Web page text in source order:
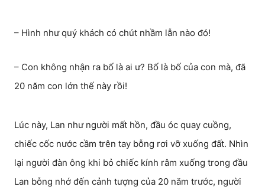
– Hình như quý khách có chút nhầm lẫn nào đó!
– Con không nhận ra bố là ai ư? Bố là bố của con mà, đã
20 năm con lớn thế này rồi!
Lúc này, Lan như người mất hồn, đầu óc quay cuồng,
chiếc cốc nước cầm trên tay bỗng rơi vỡ xuống đất. Nhìn
lại người đàn ông khi bỏ chiếc kính râm xuống trong đầu
Lan bỗng nhớ đến cảnh tượng của 20 năm trước, người